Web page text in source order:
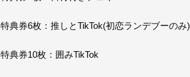
特典券6枚：推しとTikTok(初恋ランデブーのみ)
特典券10枚：囲みTikTok